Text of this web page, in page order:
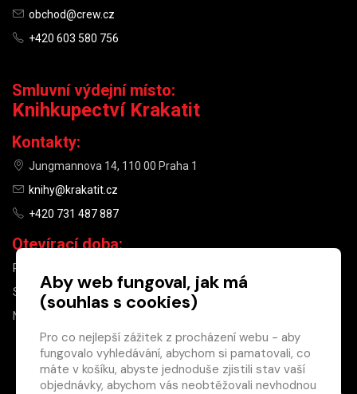
×
obchod@crew.cz
+420 603 580 756
Smluvní výdejní místo:
Knihkupectví Krakatit
Kontakty:
Jungmannova 14, 110 00 Praha 1
knihy@krakatit.cz
+420 731 487 887
Otevírací doba:
PO–PÁ
SO
10:00–13:00
NE
Aby web fungoval, jak má
(souhlas s cookies)
Pro co nejlepší zážitek z procházení webu - aby
fungovalo vyhledávání, abychom si pamatovali, co
máte v košíku, abyste jednoduše zjistili stav vaší
objednávky, abychom vás neobtěžovali nevhodnou